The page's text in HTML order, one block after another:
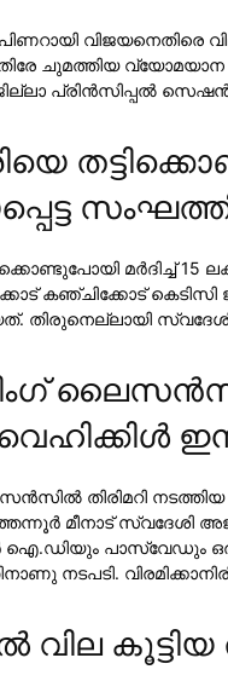
ചുമത്തിയ വ്യോമയാന
പ്രിന്‍സിപ്പല്‍
മര്‍ദിച്ച്
കഞ്ചിക്കോട്
തിരുനെല്ലായി
തിരിമറി നടത്തിയ
മീനാട് സ്വദേശി
ഐ.ഡിയും പാസ്വേഡും
നടപടി.
വില